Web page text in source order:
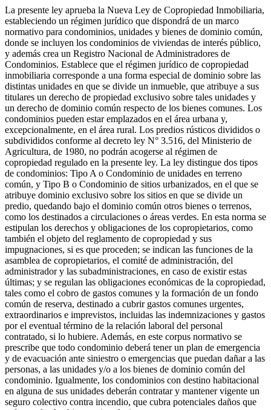
La presente ley aprueba la Nueva Ley de Copropiedad Inmobiliaria,
estableciendo un régimen jurídico que dispondrá de un marco
normativo para condominios, unidades y bienes de dominio común,
donde se incluyen los condominios de viviendas de interés público,
y además crea un Registro Nacional de Administradores de
Condominios. Establece que el régimen jurídico de copropiedad
inmobiliaria corresponde a una forma especial de dominio sobre las
distintas unidades en que se divide un inmueble, que atribuye a sus
titulares un derecho de propiedad exclusivo sobre tales unidades y
un derecho de dominio común respecto de los bienes comunes. Los
condominios pueden estar emplazados en el área urbana y,
excepcionalmente, en el área rural. Los predios rústicos divididos o
subdivididos conforme al decreto ley N° 3.516, del Ministerio de
Agricultura, de 1980, no podrán acogerse al régimen de
copropiedad regulado en la presente ley. La ley distingue dos tipos
de condominios: Tipo A o Condominio de unidades en terreno
común, y Tipo B o Condominio de sitios urbanizados, en el que se
atribuye dominio exclusivo sobre los sitios en que se divide un
predio, quedando bajo el dominio común otros bienes o terrenos,
como los destinados a circulaciones o áreas verdes. En esta norma se
estipulan los derechos y obligaciones de los copropietarios, como
también el objeto del reglamento de copropiedad y sus
impugnaciones, si es que proceden; se indican las funciones de la
asamblea de copropietarios, el comité de administración, del
administrador y las subadministraciones, en caso de existir estas
últimas; y se regulan las obligaciones económicas de la copropiedad,
tales como el cobro de gastos comunes y la formación de un fondo
común de reserva, destinado a cubrir gastos comunes urgentes,
extraordinarios e imprevistos, incluidas las indemnizaciones y gastos
por el eventual término de la relación laboral del personal
contratado, si lo hubiere. Además, en este corpus normativo se
prescribe que todo condominio deberá tener un plan de emergencia
y de evacuación ante siniestro o emergencias que puedan dañar a las
personas, a las unidades y/o a los bienes de dominio común del
condominio. Igualmente, los condominios con destino habitacional
en alguna de sus unidades deberán contratar y mantener vigente un
seguro colectivo contra incendio, que cubra potenciales daños que